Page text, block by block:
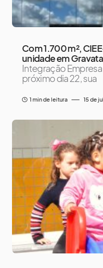
Com 1.700 m²,
unidade em
Integração Empresa
próximo dia 22, sua
1 min de leitura 15 de